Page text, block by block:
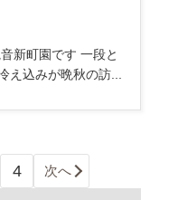
新町園です 一段と
え込みが晩秋の訪...
4 次へ